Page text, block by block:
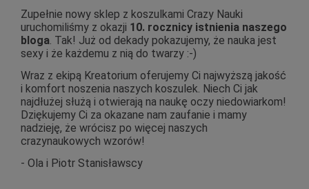
Zupełnie nowy sklep z koszulkami Crazy Nauki
uruchomiliśmy z okazji 10. rocznicy istnienia naszego
bloga. Tak! Już od dekady pokazujemy, że nauka jest
sexy i że każdemu z nią do twarzy :-)
Wraz z ekipą Kreatorium oferujemy Ci najwyższą jakość
i komfort noszenia naszych koszulek. Niech Ci jak
najdłużej służą i otwierają na naukę oczy niedowiarkom!
Dziękujemy Ci za okazane nam zaufanie i mamy
nadzieję, że wrócisz po więcej naszych
crazynaukowych wzorów!
- Ola i Piotr Stanisławscy